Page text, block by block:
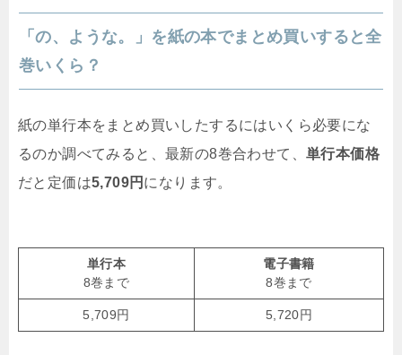
「の、ような。」を紙の本でまとめ買いすると全
巻いくら？
紙の単行本をまとめ買いしたするにはいくら必要にな
るのか調べてみると、最新の8巻合わせて、 単行本価格
だと定価は5,709円 になります。
単行本
8巻まで
電子書籍
8巻まで
5,709円 5,720円